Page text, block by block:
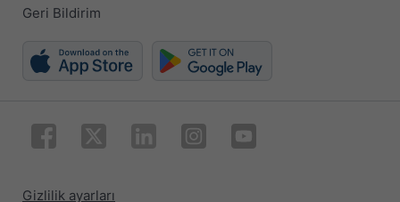
Geri Bildirim
Gizlilik ayarları